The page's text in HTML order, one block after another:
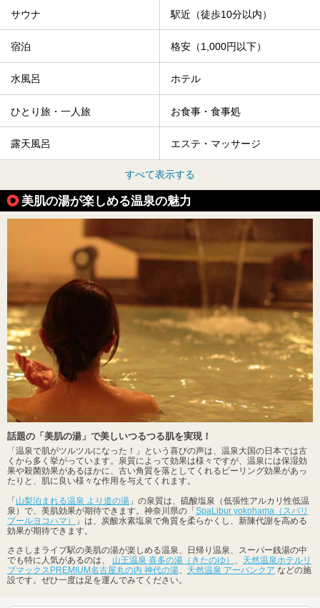
サウナ 駅近（徒歩10分以内）
宿泊 格安（1,000円以下）
水風呂 ホテル
ひとり旅・一人旅 お食事・食事処
露天風呂 エステ・マッサージ
すべて表示する
美肌の湯が楽しめる温泉の魅力
話題の「美肌の湯」で美しいつるつる肌を実現！
「温泉で肌がツルツルになった！」という喜びの声は、温泉大国の日本では古
くから多く挙がっています。泉質によって効果は様々ですが、温泉には保湿効
果や殺菌効果があるほかに、古い角質を落としてくれるピーリング効果があっ
たりと、肌に良い様々な作用を与えてくれます。
「山梨泊まれる温泉 より道の湯 」の泉質は、硫酸塩泉（低張性アルカリ性低温
泉）で、美肌効果が期待できます。神奈川県の「SpaLibur yokohama（スパリ
ブールヨコハマ）
」は、炭酸水素塩泉で角質を柔らかくし、新陳代謝を高める
効果が期待できます。
ささしまライブ駅の美肌の湯が楽しめる温泉、日帰り温泉、スーパー銭湯の中
でも特に人気があるのは、 山王温泉 喜多の湯（きたのゆ）
天然温泉ホテルリ
ブマックスPREMIUM名古屋丸の内 神代の湯
天然温泉 アーバンクア などの施
設です。ぜひ一度は足を運んでみてください。